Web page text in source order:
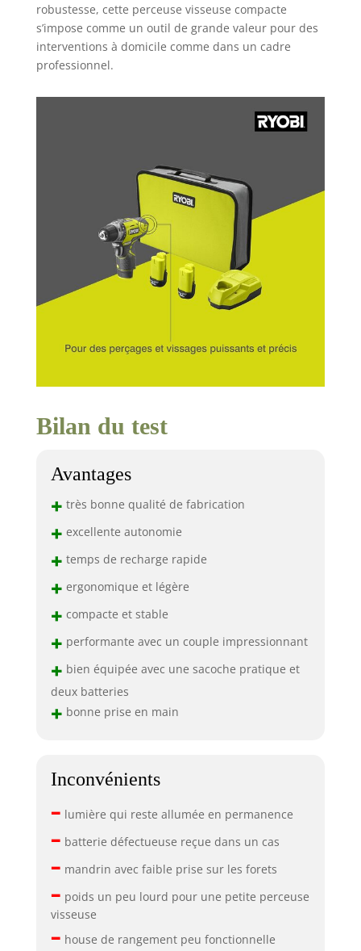
robustesse, cette perceuse visseuse compacte
s’impose comme un outil de grande valeur pour des
interventions à domicile comme dans un cadre
professionnel.
Bilan du test
Avantages
+ très bonne qualité de fabrication
+ excellente autonomie
+ temps de recharge rapide
+ ergonomique et légère
+ compacte et stable
+ performante avec un couple impressionnant
+ bien équipée avec une sacoche pratique et
deux batteries
+ bonne prise en main
Inconvénients
– lumière qui reste allumée en permanence
– batterie défectueuse reçue dans un cas
– mandrin avec faible prise sur les forets
– poids un peu lourd pour une petite perceuse
visseuse
– house de rangement peu fonctionnelle